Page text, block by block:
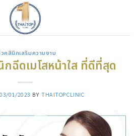
คลินิกเสริมความงาม
ฉีดเมโสหน้าใส ที่ดีที่สุด
03/01/2023 BYTHAITOPCLINIC